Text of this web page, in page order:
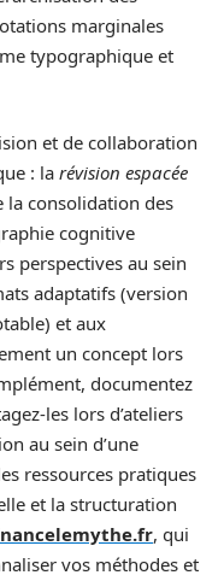
marginales
typographique et
et de collaboration
: la révision espacée
la consolidation des
cognitive
perspectives au sein
adaptatifs (version
et aux
un concept lors
documentez
les lors d’ateliers
au sein d’une
ressources pratiques
et la structuration
, qui
vos méthodes et